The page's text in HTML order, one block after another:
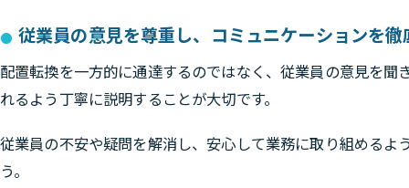
従業員の意見を尊重し、コミュニケーションを徹
配置転換を一方的に通達するのではなく、従業員の意見を聞
れるよう丁寧に説明することが大切です。
従業員の不安や疑問を解消し、安心して業務に取り組めるよ
う。